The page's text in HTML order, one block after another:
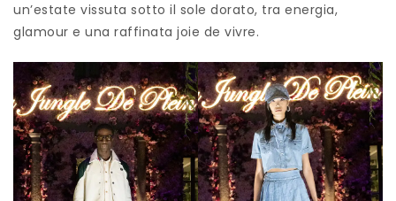
un’estate vissuta sotto il sole dorato, tra energia,
glamour e una raffinata joie de vivre.